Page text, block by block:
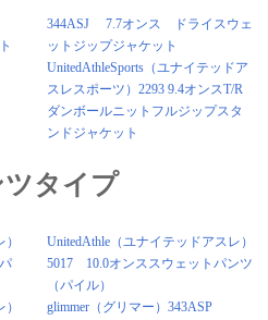
344ASJ 7.7オンス ドライスウェ
ットジップジャケット
UnitedAthleSports（ユナイテッドア
スレスポーツ）2293 9.4オンスT/R
ダンボールニットフルジップスタ
ンドジャケット
タイプ
UnitedAthle（ユナイテッドアスレ）
5017 10.0オンススウェットパンツ
（パイル）
glimmer（グリマー）343ASP